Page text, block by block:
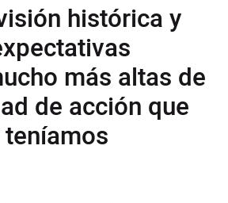
histórica y
más altas de
de acción que